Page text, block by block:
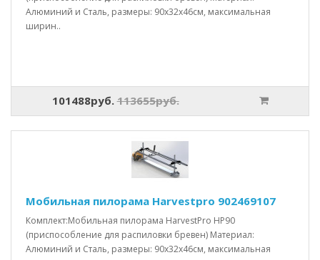
Алюминий и Сталь, размеры: 90x32x46см, максимальная
ширин..
101488руб. 113655руб.
Мобильная пилорама Harvestpro 902469107
Комплект:Мобильная пилорама HarvestPro HP90
(приспособление для распиловки бревен) Материал:
Алюминий и Сталь, размеры: 90x32x46см, максимальная